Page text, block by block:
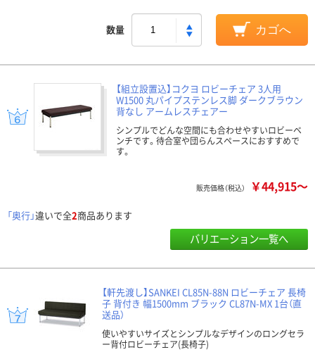
数量 カゴへ
【組立設置込】コクヨ ロビーチェア 3人用
W1500 丸パイプステンレス脚 ダークブラウン
背なし アームレスチェアー
シンプルでどんな空間にも合わせやすいロビーベ
ンチです。待合室や団らんスペースにおすすめで
す。
販売価格（税込） ￥44,915～
「奥行」違いで全2商品あります
バリエーション一覧へ
【軒先渡し】SANKEI CL85N-88N ロビーチェア 長椅
子 背付き 幅1500mm ブラック CL87N-MX 1台（直
送品）
使いやすいサイズとシンプルなデザインのロングセラ
ー背付ロビーチェア(長椅子)